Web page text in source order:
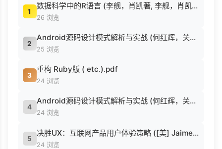
1
数据科学中的R语言 (李舰，肖凯著, 李舰，肖凯著；吴喜之审校, Pdg2Pic).pdf
26 浏览
2
Android源码设计模式解析与实战 (何红辉，关爱民著, 何红辉, 关爱民著, 何红辉, 关爱民).pdf
25 浏览
3
重构 Ruby版 ( etc.).pdf
24 浏览
4
Android源码设计模式解析与实战 (何红辉，关爱民著, 何红辉, 关爱民著, 何红辉, 关爱民).pdf
24 浏览
5
决胜UX：互联网产品用户体验策略 ([美] Jaime Levy [[美] Jaime Levy]).epub
24 浏览